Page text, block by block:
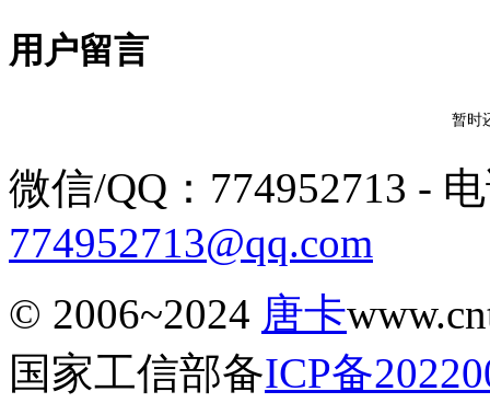
用户留言
暂时
微信/QQ：774952713 -
774952713@qq.com
© 2006~2024 唐卡
国家工信部备ICP备